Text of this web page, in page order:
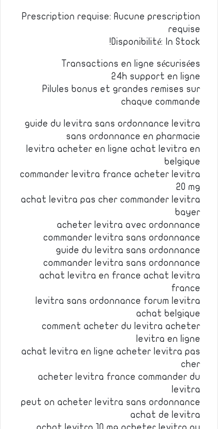
Prescription requise: Aucune prescription
requise
Disponibilité: In Stock!
Transactions en ligne sécurisées
24h support en ligne
Pilules bonus et grandes remises sur
chaque commande
guide du levitra sans ordonnance levitra
sans ordonnance en pharmacie
levitra acheter en ligne achat levitra en
belgique
commander levitra france acheter levitra
20 mg
achat levitra pas cher commander levitra
bayer
acheter levitra avec ordonnance
commander levitra sans ordonnance
guide du levitra sans ordonnance
commander levitra sans ordonnance
achat levitra en france achat levitra
france
levitra sans ordonnance forum levitra
achat belgique
comment acheter du levitra acheter
levitra en ligne
achat levitra en ligne acheter levitra pas
cher
acheter levitra france commander du
levitra
peut on acheter levitra sans ordonnance
achat de levitra